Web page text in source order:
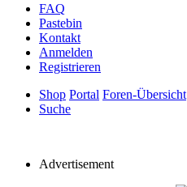
FAQ
Pastebin
Kontakt
Anmelden
Registrieren
Shop Portal Foren-Übersicht
Suche
Advertisement